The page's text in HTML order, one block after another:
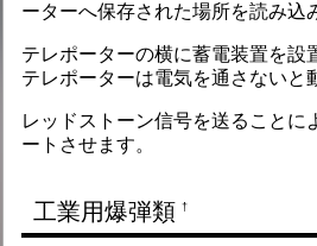
ーターへ保存された場所を読み込
テレポーターの横に蓄電装置を設
テレポーターは電気を通さないと
レッドストーン信号を送ることに
ートさせます。
工業用爆弾類 †